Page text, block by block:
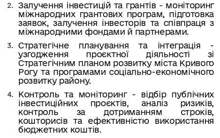
Залучення інвестицій та грантів - моніторинг
міжнародних грантових програм, підготовка
заявок, залучення інвесторів та співпраця з
міжнародними фондами й партнерами.
Стратегічне планування та інтеграція -
узгодження проєктної діяльності зі
Стратегічним планом розвитку міста Кривого
Рогу та програмами соціально-економічного
розвитку району.
Контроль та моніторинг - відбір публічних
інвестиційних проєктів, аналіз ризиків,
контроль за дотриманням строків,
кошторисів та ефективністю використання
бюджетних коштів.